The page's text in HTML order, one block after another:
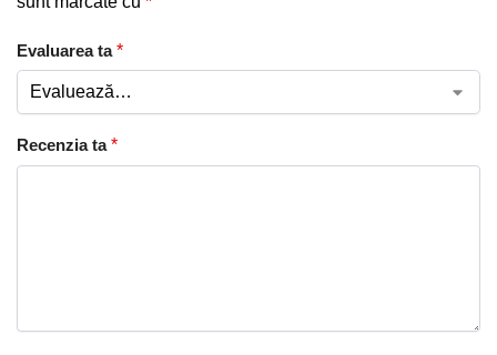
Evaluarea ta*
Recenzia ta*